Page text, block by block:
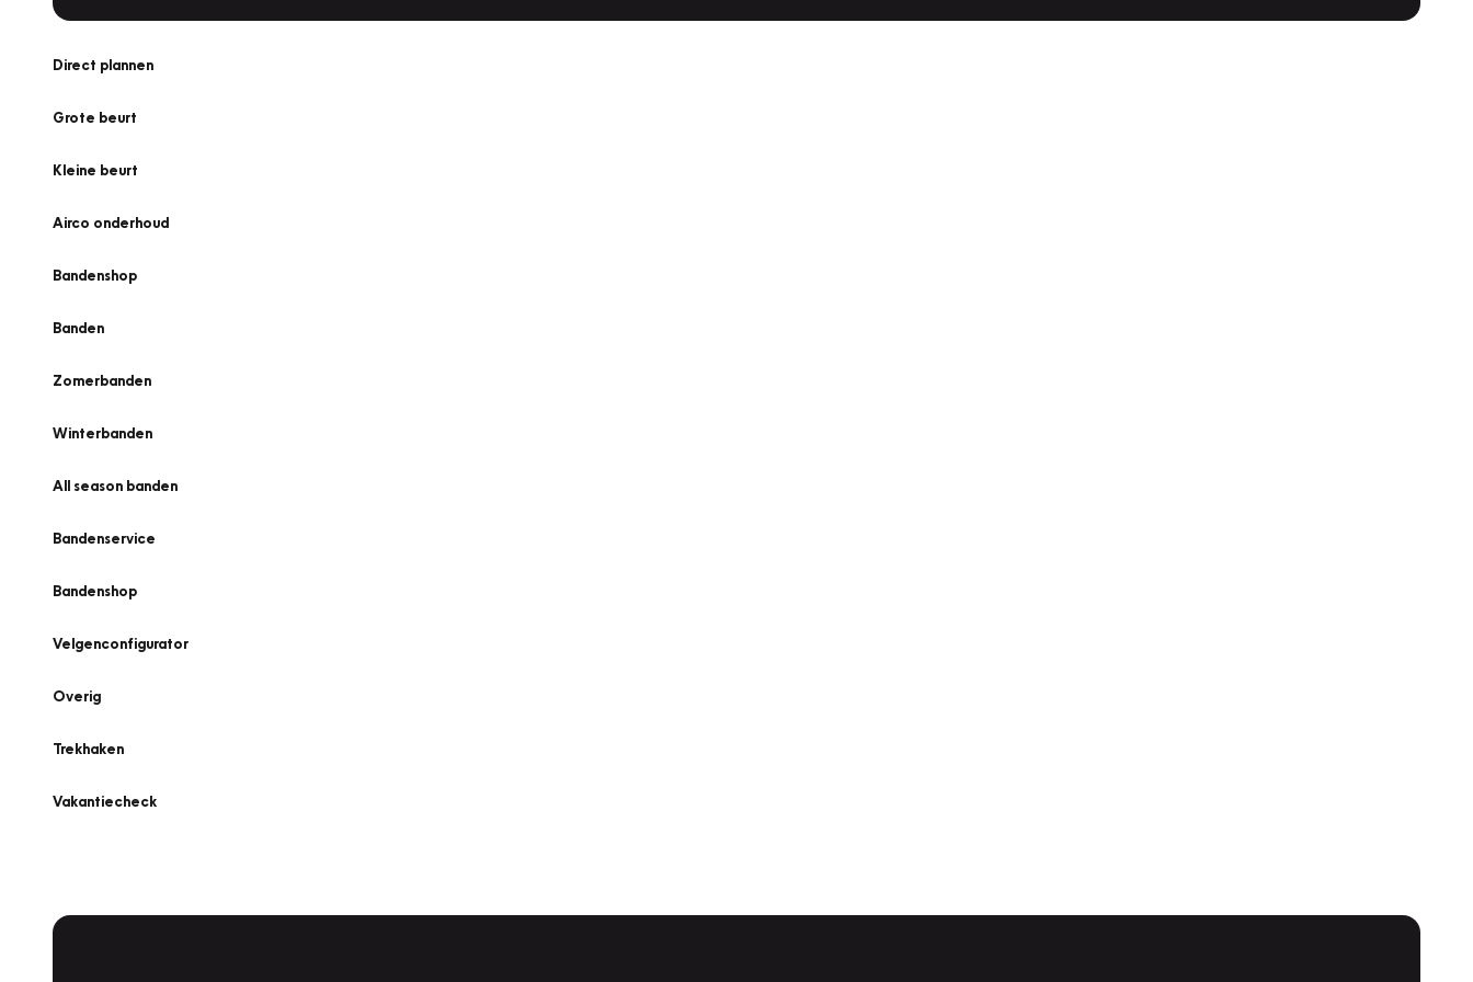
Direct plannen
Grote beurt
Kleine beurt
Airco onderhoud
Bandenshop
Banden
Zomerbanden
Winterbanden
All season banden
Bandenservice
Bandenshop
Velgenconfigurator
Overig
Trekhaken
Vakantiecheck